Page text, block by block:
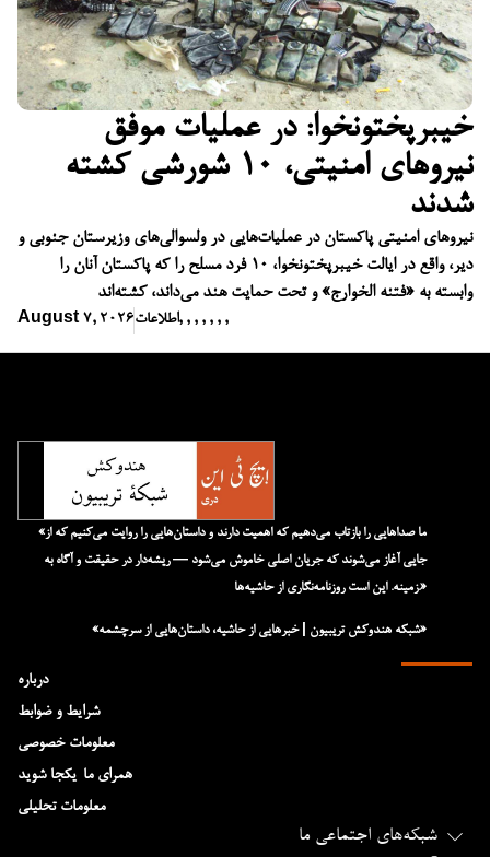
خیبرپختونخوا: در عملیات موفق
نیروهای امنیتی، ۱۰ شورشی کشته
شدند
نیروهای امنیتی پاکستان در عملیات‌هایی در ولسوالی‌های وزیرستان جنوبی و
دیر، واقع در ایالت خیبرپختونخوا، ۱۰ فرد مسلح را که پاکستان آنان را
وابسته به «فتنه الخوارج» و تحت حمایت هند می‌داند، کشته‌اند
August 7, 2026اطلاعات, , , , , , ,
شبکه‌های اجتماعی ما
درباره
شرایط و ضوابط
معلومات خصوصی
همرای ما-یکجا شوید
معلومات تحلیلی
«ما صداهایی را بازتاب می‌دهیم که اهمیت دارند و داستان‌هایی را روایت می‌کنیم که از
جایی آغاز می‌شوند که جریان اصلی خاموش می‌شود — ریشه‌دار در حقیقت و آگاه به
زمینه. این است روزنامه‌نگاری از حاشیه‌ها.»
«شبکه هند‌و‌کش تریبیون | خبرهایی از حاشیه، داستان‌هایی از سرچشمه»